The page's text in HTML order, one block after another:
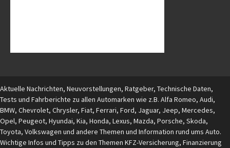
Aktuelle Nachrichten, Neuvorstellungen, Ratgeber, Technische Daten,
Tests und Fahrberichte zu allen Automarken wie z.B. Alfa Romeo, Audi,
BMW, Chevrolet, Chrysler, Fiat, Ferrari, Ford, Jaguar, Jeep, Mercedes,
Opel, Peugeot, Hyundai, Kia, Honda, Lexus, Mazda, Porsche, Skoda,
Toyota, Volkswagen und andere Themen und Information rund ums Auto.
Wichtige Infos und Tipps zu den Themen KFZ-Versicherung, Finanzierung